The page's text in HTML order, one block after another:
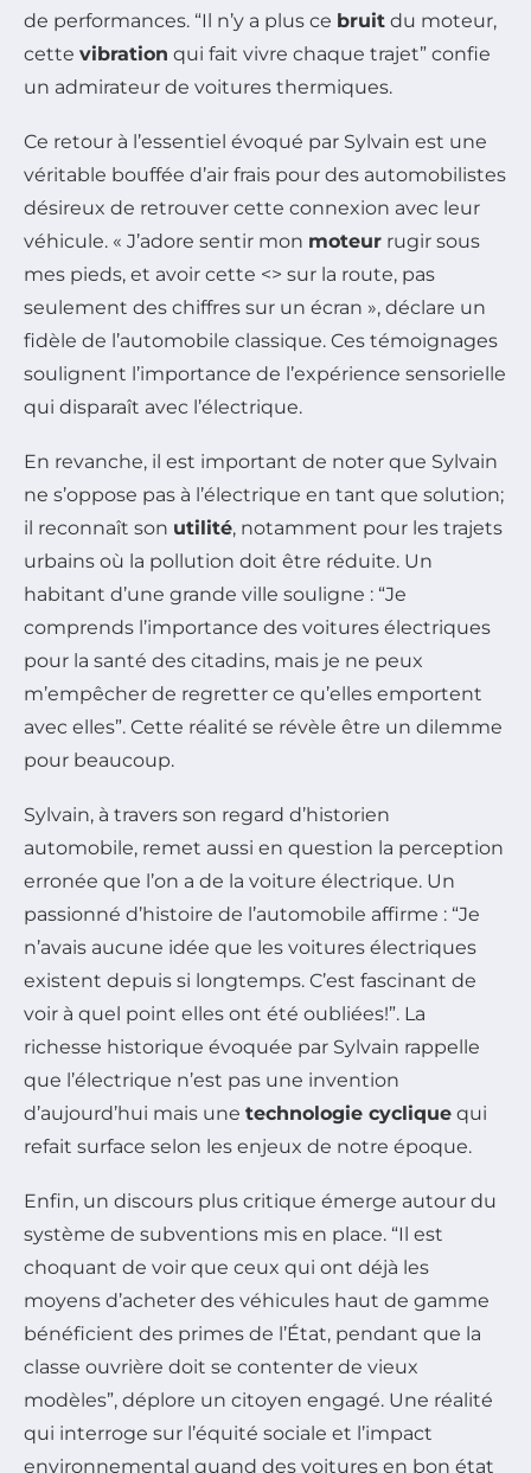
de performances. “Il n’y a plus ce bruit du moteur,
cette vibration qui fait vivre chaque trajet” confie
un admirateur de voitures thermiques.
Ce retour à l’essentiel évoqué par Sylvain est une
véritable bouffée d’air frais pour des automobilistes
désireux de retrouver cette connexion avec leur
véhicule. « J’adore sentir mon moteur rugir sous
mes pieds, et avoir cette <> sur la route, pas
seulement des chiffres sur un écran », déclare un
fidèle de l’automobile classique. Ces témoignages
soulignent l’importance de l’expérience sensorielle
qui disparaît avec l’électrique.
En revanche, il est important de noter que Sylvain
ne s’oppose pas à l’électrique en tant que solution;
il reconnaît son utilité, notamment pour les trajets
urbains où la pollution doit être réduite. Un
habitant d’une grande ville souligne : “Je
comprends l’importance des voitures électriques
pour la santé des citadins, mais je ne peux
m’empêcher de regretter ce qu’elles emportent
avec elles”. Cette réalité se révèle être un dilemme
pour beaucoup.
Sylvain, à travers son regard d’historien
automobile, remet aussi en question la perception
erronée que l’on a de la voiture électrique. Un
passionné d’histoire de l’automobile affirme : “Je
n’avais aucune idée que les voitures électriques
existent depuis si longtemps. C’est fascinant de
voir à quel point elles ont été oubliées!”. La
richesse historique évoquée par Sylvain rappelle
que l’électrique n’est pas une invention
d’aujourd’hui mais une technologie cyclique qui
refait surface selon les enjeux de notre époque.
Enfin, un discours plus critique émerge autour du
système de subventions mis en place. “Il est
choquant de voir que ceux qui ont déjà les
moyens d’acheter des véhicules haut de gamme
bénéficient des primes de l’État, pendant que la
classe ouvrière doit se contenter de vieux
modèles”, déplore un citoyen engagé. Une réalité
qui interroge sur l’équité sociale et l’impact
environnemental quand des voitures en bon état